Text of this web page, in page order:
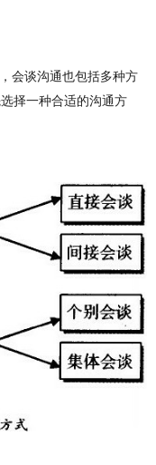
会谈沟通也包括多种方
择一种合适的沟通方